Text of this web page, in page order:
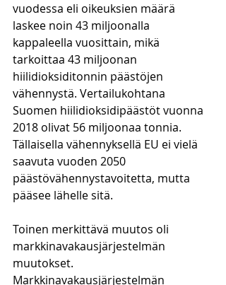
vuodessa eli oikeuksien määrä
laskee noin 43 miljoonalla
kappaleella vuosittain, mikä
tarkoittaa 43 miljoonan
hiilidioksiditonnin päästöjen
vähennystä. Vertailukohtana
Suomen hiilidioksidipäästöt vuonna
2018 olivat 56 miljoonaa tonnia.
Tällaisella vähennyksellä EU ei vielä
saavuta vuoden 2050
päästövähennystavoitetta, mutta
pääsee lähelle sitä.
Toinen merkittävä muutos oli
markkinavakausjärjestelmän
muutokset.
Markkinavakausjärjestelmän